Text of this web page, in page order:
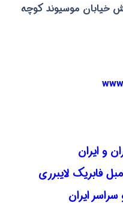
خیابان موسیوند کوچه
و ایران
فابریک لایبرری
ایران